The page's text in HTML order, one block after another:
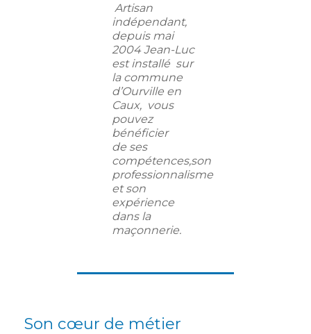
Artisan
indépendant,
depuis mai
2004 Jean-Luc
est installé sur
la commune
d’Ourville en
Caux, vous
pouvez
bénéficier
de ses
compétences,son
professionnalisme
et son
expérience
dans la
maçonnerie.
Son cœur de métier